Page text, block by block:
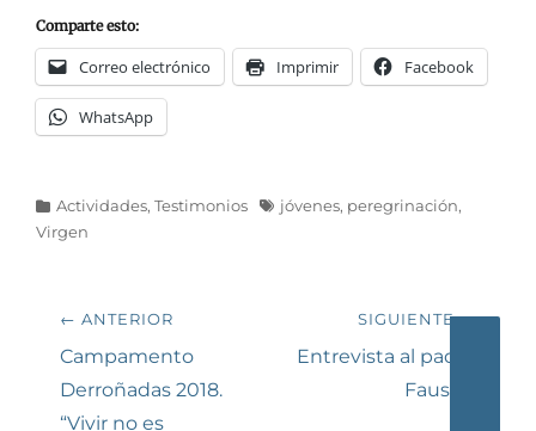
Comparte esto:
Correo electrónico Imprimir Facebook
WhatsApp
Categorías
Actividades, Testimonios Etiquetas
jóvenes, peregrinación,
Virgen
Navegación
de
entradas
← ANTERIOR
Entrada
anterior:
Campamento
Derroñadas 2018.
“Vivir no es
SIGUIENTE →
Siguiente
Entrevista al padre
Faustín